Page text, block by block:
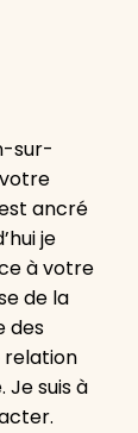
sur-
ancré
je
à votre
de la
des
relation
suis à